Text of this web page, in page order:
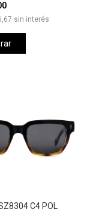
sin interés
C4 POL